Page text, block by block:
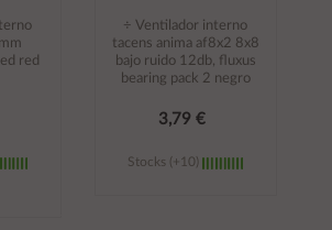
red
÷ Ventilador interno
tacens anima af8x2 8x8
bajo ruido 12db, fluxus
bearing pack 2 negro
3,79 €
Stocks (+10)